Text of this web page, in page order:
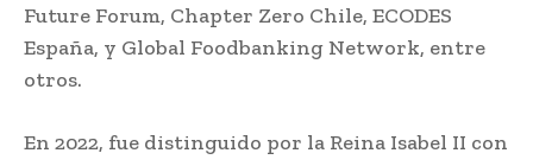
Future Forum, Chapter Zero Chile, ECODES
España, y Global Foodbanking Network, entre
otros.
En 2022, fue distinguido por la Reina Isabel II con